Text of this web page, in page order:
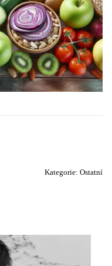
Kategorie: Ostatní